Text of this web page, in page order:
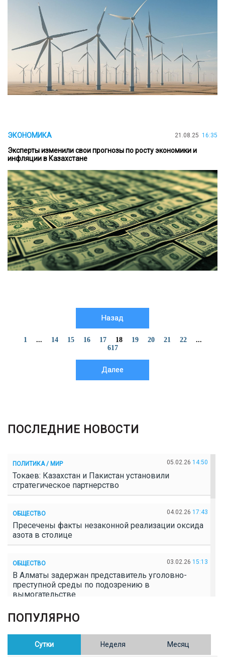
ЭКОНОМИКА 21.08.25 16:35
Эксперты изменили свои прогнозы по росту экономики и
инфляции в Казахстане
Назад
1 ... 14 15 16 17 18 19 20 21 22
...
617
Далее
ПОСЛЕДНИЕ НОВОСТИ
ПОЛИТИКА / МИР 05.02.26 14:50
Токаев: Казахстан и Пакистан установили
стратегическое партнерство
ОБЩЕСТВО 04.02.26 17:43
Пресечены факты незаконной реализации оксида
азота в столице
ОБЩЕСТВО 03.02.26 15:13
В Алматы задержан представитель уголовно-
преступной среды по подозрению в
вымогательстве
ОБЩЕСТВО
Полицейские пресекли незаконное выращивание
конопли в Таразе
ПОПУЛЯРНО
Сутки Неделя Месяц